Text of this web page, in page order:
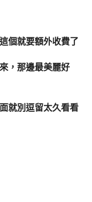
個就要額外收費了
，那邊最美麗好
就別逗留太久看看